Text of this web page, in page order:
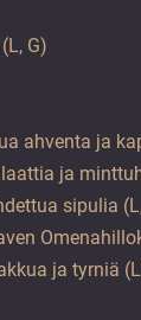
G)
ahventa ja
ja
sipulia
ja tyrniä